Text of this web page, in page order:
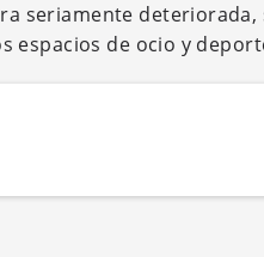
seriamente deteriorada,
espacios de ocio y